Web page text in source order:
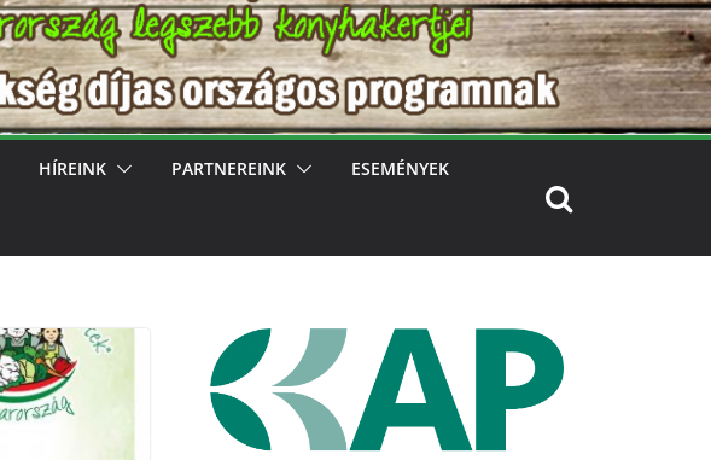
HÍREINK PARTNEREINK ESEMÉNYEK